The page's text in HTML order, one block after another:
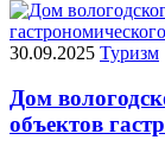
30.09.2025 Туризм
Дом
объектов